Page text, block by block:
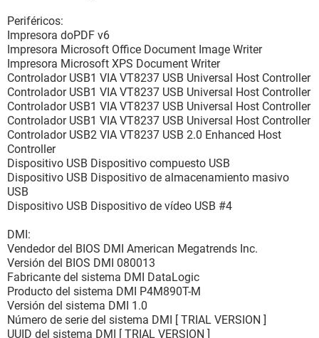
Periféricos:
Impresora doPDF v6
Impresora Microsoft Office Document Image Writer
Impresora Microsoft XPS Document Writer
Controlador USB1 VIA VT8237 USB Universal Host Controller
Controlador USB1 VIA VT8237 USB Universal Host Controller
Controlador USB1 VIA VT8237 USB Universal Host Controller
Controlador USB1 VIA VT8237 USB Universal Host Controller
Controlador USB2 VIA VT8237 USB 2.0 Enhanced Host
Controller
Dispositivo USB Dispositivo compuesto USB
Dispositivo USB Dispositivo de almacenamiento masivo
USB
Dispositivo USB Dispositivo de vídeo USB #4
DMI:
Vendedor del BIOS DMI American Megatrends Inc.
Versión del BIOS DMI 080013
Fabricante del sistema DMI DataLogic
Producto del sistema DMI P4M890T-M
Versión del sistema DMI 1.0
Número de serie del sistema DMI [ TRIAL VERSION ]
UUID del sistema DMI [ TRIAL VERSION ]